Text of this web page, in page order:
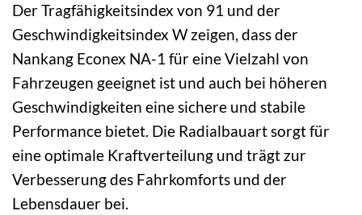
Der Tragfähigkeitsindex von 91 und der
Geschwindigkeitsindex W zeigen, dass der
Nankang Econex NA-1 für eine Vielzahl von
Fahrzeugen geeignet ist und auch bei höheren
Geschwindigkeiten eine sichere und stabile
Performance bietet. Die Radialbauart sorgt für
eine optimale Kraftverteilung und trägt zur
Verbesserung des Fahrkomforts und der
Lebensdauer bei.